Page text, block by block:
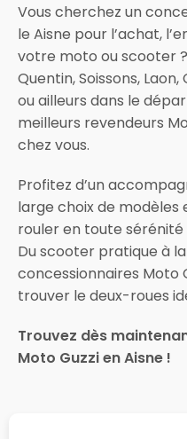
Vous cherchez un
le Aisne pour l’achat,
votre moto ou scooter
Quentin, Soissons,
ou ailleurs dans le
meilleurs revendeurs
chez vous.
Profitez d’un
large choix de modèles
rouler en toute sérénité
Du scooter pratique à
concessionnaires Moto
trouver le deux-roues
Trouvez dès
Moto Guzzi en Aisne !